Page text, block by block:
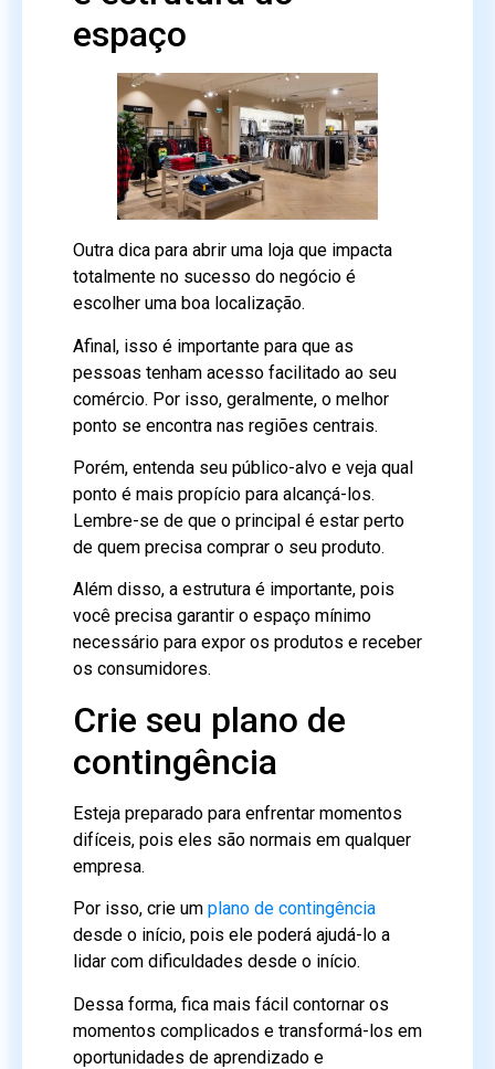
espaço
Outra dica para abrir uma loja que impacta
totalmente no sucesso do negócio é
escolher uma boa localização.
Afinal, isso é importante para que as
pessoas tenham acesso facilitado ao seu
comércio. Por isso, geralmente, o melhor
ponto se encontra nas regiões centrais.
Porém, entenda seu público-alvo e veja qual
ponto é mais propício para alcançá-los.
Lembre-se de que o principal é estar perto
de quem precisa comprar o seu produto.
Além disso, a estrutura é importante, pois
você precisa garantir o espaço mínimo
necessário para expor os produtos e receber
os consumidores.
Crie seu plano de
contingência
Esteja preparado para enfrentar momentos
difíceis, pois eles são normais em qualquer
empresa.
Por isso, crie um plano de contingência
desde o início, pois ele poderá ajudá-lo a
lidar com dificuldades desde o início.
Dessa forma, fica mais fácil contornar os
momentos complicados e transformá-los em
oportunidades de aprendizado e